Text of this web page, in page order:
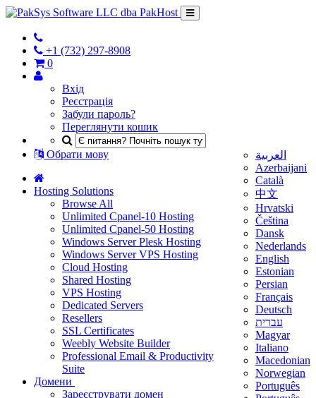
+1 (732) 297-8908
0
Вхід
Реєстрація
Забули пароль?
Переглянути кошик
Обрати мову
العربية
Azerbaijani
Català
中文
Hrvatski
Čeština
Dansk
Nederlands
English
Estonian
Persian
Français
Deutsch
עברית
Magyar
Italiano
Macedonian
Norwegian
Português
Hosting Solutions
Browse All
Unlimited Cpanel-10 Hosting
Unlimited Cpanel-50 Hosting
Windows Server Plesk Hosting
Windows Server VPS Hosting
Cloud Hosting
Shared Hosting
VPS Hosting
Dedicated Servers
Resellers
SSL Certificates
Weebly Website Builder
Professional Email & Productivity
Suite
Домени
Зареєструвати домен